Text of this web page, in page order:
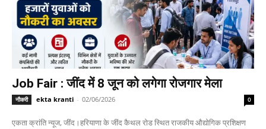
Job Fair : जींद में 8 जून को लगेगा रोजगार मेला
नौकरी ekta kranti - 02/06/2026 0
एकता क्रांति न्यूज, जींद।हरियाणा के जींद कैथल रोड स्थित राजकीय औद्योगिक प्रशिक्षण